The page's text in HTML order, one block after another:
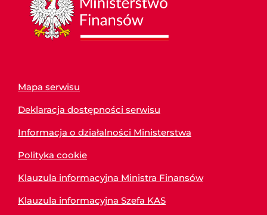
Mapa serwisu
Deklaracja dostępności serwisu
Informacja o działalności Ministerstwa
Polityka cookie
Klauzula informacyjna Ministra Finansów
Klauzula informacyjna Szefa KAS